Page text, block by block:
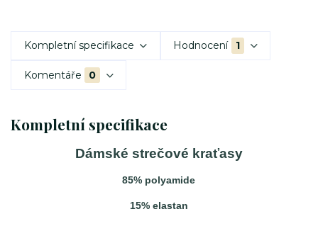
Kompletní specifikace Hodnocení 1
Komentáře 0
Kompletní specifikace
Dámské strečové kraťasy
85% polyamide
15% elastan